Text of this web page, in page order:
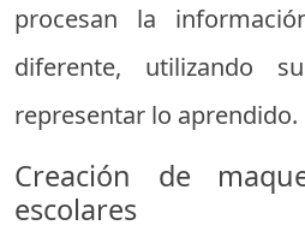
procesan la
diferente, utilizando
representar lo aprendido.
Creación de
escolares